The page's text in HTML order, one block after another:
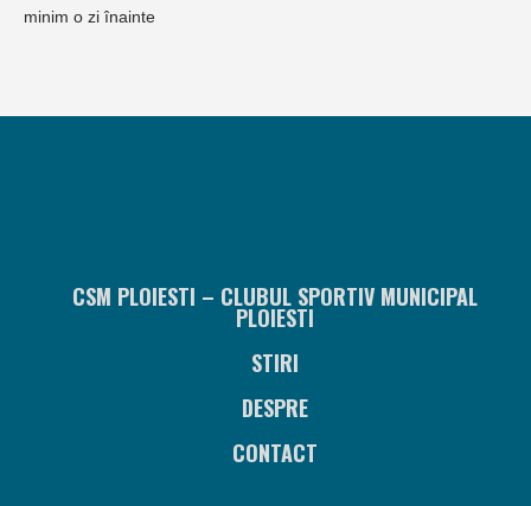
minim o zi înainte
CSM PLOIESTI – CLUBUL SPORTIV MUNICIPAL
PLOIESTI
STIRI
DESPRE
CONTACT